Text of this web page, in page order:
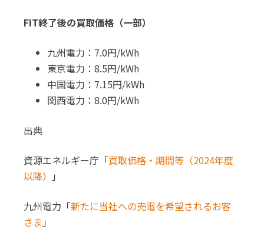
FIT終了後の買取価格（一部）
九州電力：7.0円/kWh
東京電力：8.5円/kWh
中国電力：7.15円/kWh
関西電力：8.0円/kWh
出典
資源エネルギー庁「買取価格・期間等（2024年度
以降）
」
九州電力「新たに当社への売電を希望されるお客
さま 」